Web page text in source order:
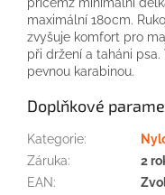
maximální 180cm.
zvyšuje komfort pro
při držení a taháni psa.
pevnou karabinou.
Doplňkové
Kategorie:
Záruka:
2
EAN: